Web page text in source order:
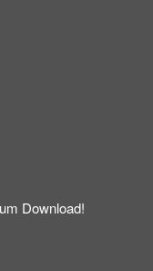
Download!